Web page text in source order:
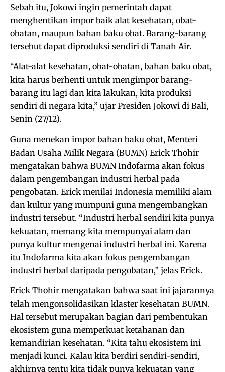
Sebab itu, Jokowi ingin pemerintah dapat
menghentikan impor baik alat kesehatan, obat-
obatan, maupun bahan baku obat. Barang-barang
tersebut dapat diproduksi sendiri di Tanah Air.
“Alat-alat kesehatan, obat-obatan, bahan baku obat,
kita harus berhenti untuk mengimpor barang-
barang itu lagi dan kita lakukan, kita produksi
sendiri di negara kita,” ujar Presiden Jokowi di Bali,
Senin (27/12).
Guna menekan impor bahan baku obat, Menteri
Badan Usaha Milik Negara (BUMN) Erick Thohir
mengatakan bahwa BUMN Indofarma akan fokus
dalam pengembangan industri herbal pada
pengobatan. Erick menilai Indonesia memiliki alam
dan kultur yang mumpuni guna mengembangkan
industri tersebut. “Industri herbal sendiri kita punya
kekuatan, memang kita mempunyai alam dan
punya kultur mengenai industri herbal ini. Karena
itu Indofarma kita akan fokus pengembangan
industri herbal daripada pengobatan,” jelas Erick.
Erick Thohir mengatakan bahwa saat ini jajarannya
telah mengonsolidasikan klaster kesehatan BUMN.
Hal tersebut merupakan bagian dari pembentukan
ekosistem guna memperkuat ketahanan dan
kemandirian kesehatan. “Kita tahu ekosistem ini
menjadi kunci. Kalau kita berdiri sendiri-sendiri,
akhirnya tentu kita tidak punya kekuatan yang